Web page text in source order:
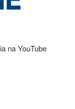
na YouTube